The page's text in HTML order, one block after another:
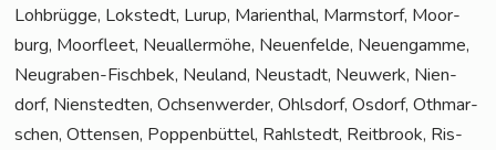
Loh­brüg­ge, Lok­stedt, Lurup, Mari­en­thal, Marmstorf, Moor­
burg, Moor­fleet, Neu­al­ler­mö­he, Neu­en­fel­de, Neu­en­gam­me,
Neu­gra­ben-Fisch­bek, Neu­land, Neu­stadt, Neu­werk, Nien­
dorf, Nien­sted­ten, Och­sen­wer­der, Ohls­dorf, Osdorf, Oth­mar­
schen, Otten­sen, Pop­pen­büt­tel, Rahl­stedt, Reit­brook, Ris­